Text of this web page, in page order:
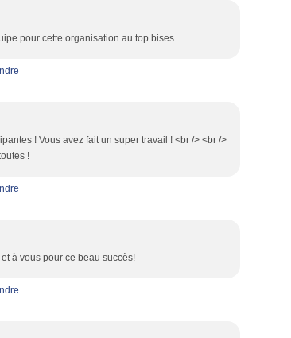
pour cette organisation au top bises
! Vous avez fait un super travail ! <br /> <br />
!
à vous pour ce beau succès!